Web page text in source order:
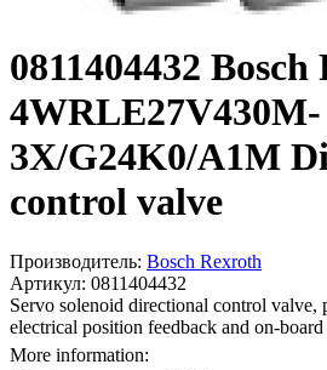
0811404432
4WRLE27V430M-
3X/G24K0/A1M
control valve
Производитель: Bosch Rexroth
Артикул: 0811404432
Servo solenoid directional control valve,
electrical position feedback and on-
More information: